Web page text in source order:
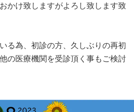
かけ致しますがよろし致します致
る為、初診の方、久しぶりの再初
の医療機関を受診頂く事もご検討